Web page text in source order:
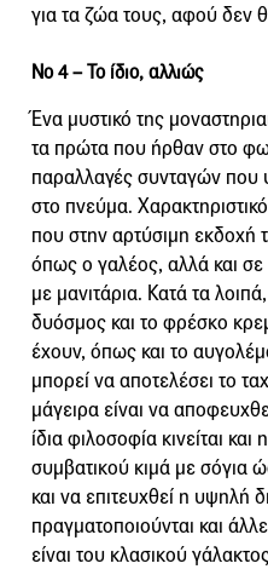
για τα ζώα τους, αφού δεν
Νο 4 –Το ίδιο, αλλιώς
Ένα μυστικό της
τα πρώτα που ήρθαν στο
παραλλαγές συνταγών
στο πνεύμα.
που στην αρτύσιμη εκδοχή
όπως ο γαλέος, αλλά και σε
με μανιτάρια. Κατά τα
δυόσμος και το φρέσκο
έχουν, όπως και το
μπορεί να αποτελέσει το
μάγειρα είναι να
ίδια φιλοσοφία κινείται
συμβατικού κιμά με σόγια
και να επιτευχθεί η υψηλή
πραγματοποιούνται και
είναι του κλασικού